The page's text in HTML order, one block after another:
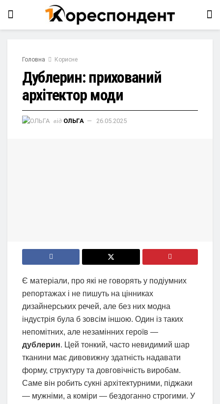
Головна Корисне
Дублерин: прихований
архітектор моди
від ОЛЬГА 26.05.2025
Є матеріали, про які не говорять у подіумних
репортажах і не пишуть на цінниках
дизайнерських речей, але без них модна
індустрія була б зовсім іншою. Один із таких
непомітних, але незамінних героїв —
дублерин. Цей тонкий, часто невидимий шар
тканини має дивовижну здатність надавати
форму, структуру та довговічність виробам.
Саме він робить сукні архітектурними, піджаки
— мужніми, а коміри — бездоганно строгими. У